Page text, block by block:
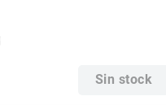
Sin stock